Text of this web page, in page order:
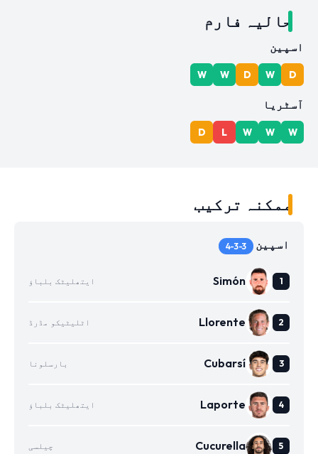
حالیہ فارم
اسپین
D
W
D
W
W
آسٹریا
W
W
W
L
D
ممکنہ ترکیب
اسپین 4-3-3
Simón ایتھلیٹک بلباؤ
Llorente اٹلیٹیکو مڈرڈ
Cubarsí بارسلونا
Laporte ایتھلیٹک بلباؤ
Cucurella چیلسی